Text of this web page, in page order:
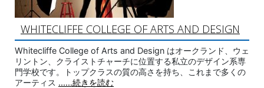
WHITECLIFFE COLLEGE OF ARTS AND DESIGN
Whitecliffe College of Arts and Design はオークランド、ウェ
リントン、クライストチャーチに位置する私立のデザイン系専
門学校です。トップクラスの質の高さを持ち、これまで多くの
アーティス ......続きを読む